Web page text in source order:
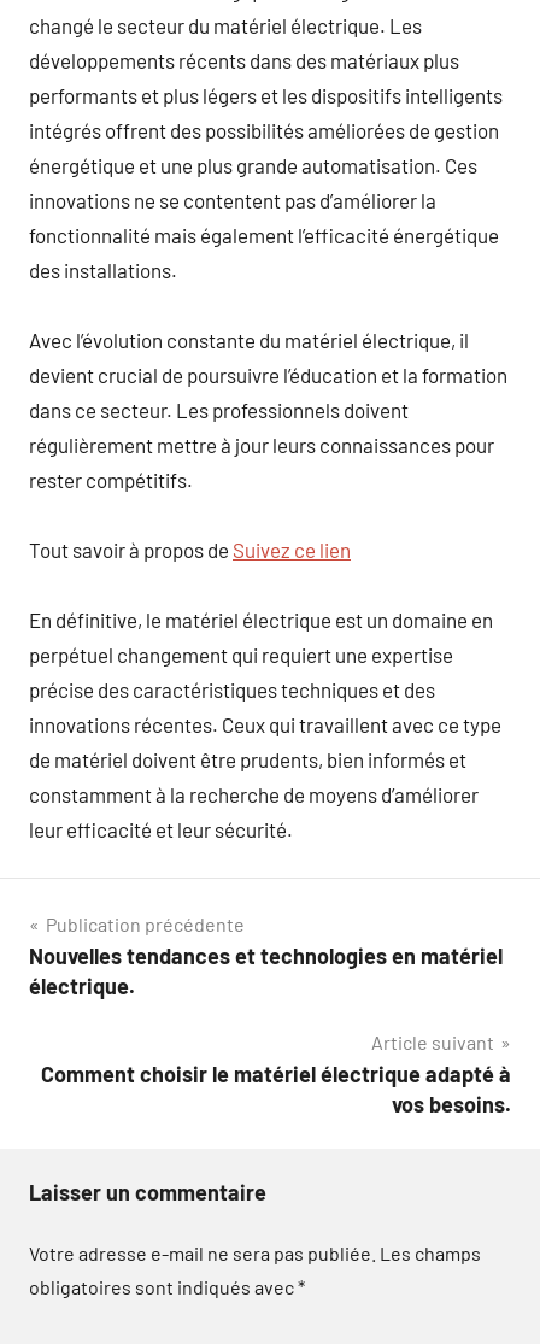
changé le secteur du matériel électrique. Les
développements récents dans des matériaux plus
performants et plus légers et les dispositifs intelligents
intégrés offrent des possibilités améliorées de gestion
énergétique et une plus grande automatisation. Ces
innovations ne se contentent pas d’améliorer la
fonctionnalité mais également l’efficacité énergétique
des installations.
Avec l’évolution constante du matériel électrique, il
devient crucial de poursuivre l’éducation et la formation
dans ce secteur. Les professionnels doivent
régulièrement mettre à jour leurs connaissances pour
rester compétitifs.
Tout savoir à propos de Suivez ce lien
En définitive, le matériel électrique est un domaine en
perpétuel changement qui requiert une expertise
précise des caractéristiques techniques et des
innovations récentes. Ceux qui travaillent avec ce type
de matériel doivent être prudents, bien informés et
constamment à la recherche de moyens d’améliorer
leur efficacité et leur sécurité.
Navigation
de
Publication précédente
Nouvelles tendances et technologies en matériel
électrique.
Article suivant
Comment choisir le matériel électrique adapté à
vos besoins.
Laisser un commentaire
Votre adresse e-mail ne sera pas publiée. Les champs
obligatoires sont indiqués avec*